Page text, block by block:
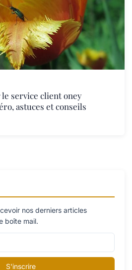
service client oney
astuces et conseils
nos derniers articles
boîte mail.
S'inscrire